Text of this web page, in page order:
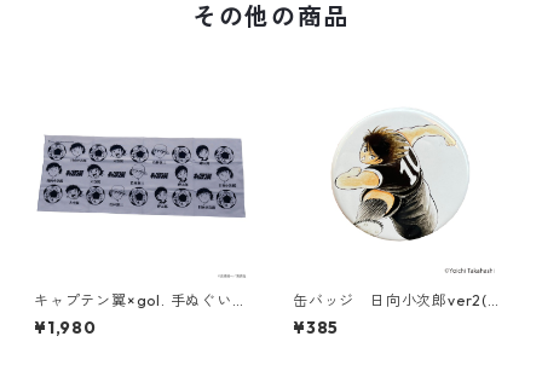
その他の商品
キャプテン翼×gol. 手ぬぐい
[総柄]
¥1,980
缶バッジ 日向小次郎ver2(T6
86-045)
¥385